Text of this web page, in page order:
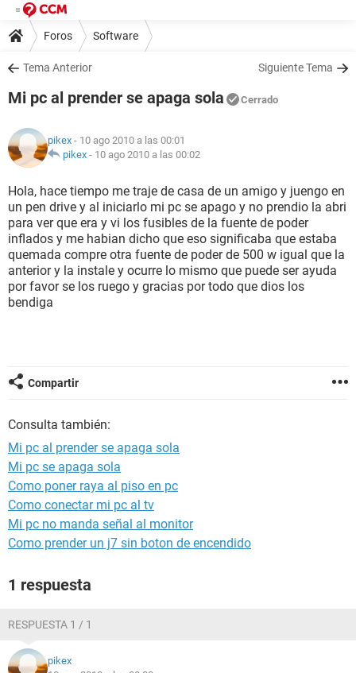
Foros Software
Tema Anterior Siguiente Tema
Mi pc al prender se apaga sola Cerrado
pikex - 10 ago 2010 a las 00:01
pikex - 10 ago 2010 a las 00:02
Hola, hace tiempo me traje de casa de un amigo y juengo en
un pen drive y al iniciarlo mi pc se apago y no prendio la abri
para ver que era y vi los fusibles de la fuente de poder
inflados y me habian dicho que eso significaba que estaba
quemada compre otra fuente de poder de 500 w igual que la
anterior y la instale y ocurre lo mismo que puede ser ayuda
por favor se los ruego y gracias por todo que dios los
bendiga
Compartir
Consulta también:
Mi pc al prender se apaga sola
Mi pc se apaga sola
Como poner raya al piso en pc
Como conectar mi pc al tv
Mi pc no manda señal al monitor
Como prender un j7 sin boton de encendido
1 respuesta
RESPUESTA 1 / 1
pikex